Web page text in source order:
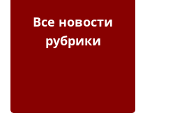
Все новости
рубрики